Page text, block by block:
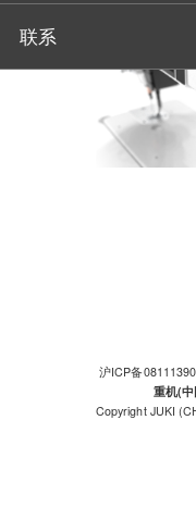
联系
沪ICP备
重机(
Copyright JUKI